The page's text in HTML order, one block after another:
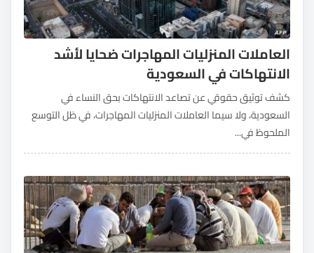
العاملات المنزليات المهاجرات ضحايا لأشد
الانتهاكات في السعودية
كشف توثيق حقوقي عن تصاعد الانتهاكات بحق النساء في
السعودية، ولا سيما العاملات المنزليات المهاجرات، في ظل التوسع
الملحوظ في...